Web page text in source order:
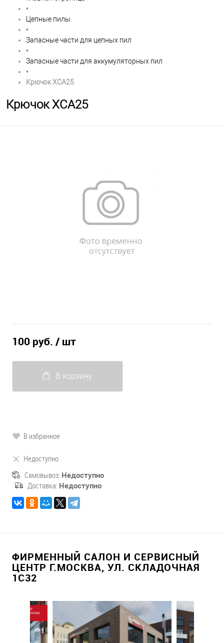
•
Цепные пилы
•
Запасные части для цепных пил
•
Запасные части для аккумуляторных пил
•
Крючок XCA25
Крючок XCA25
100 руб. / шт
В корзину
В избранное
Недоступно
Самовывоз: Недоступно
Доставка: Недоступно
ФИРМЕННЫЙ САЛОН И СЕРВИСНЫЙ
ЦЕНТР Г.МОСКВА, УЛ. СКЛАДОЧНАЯ
1С32